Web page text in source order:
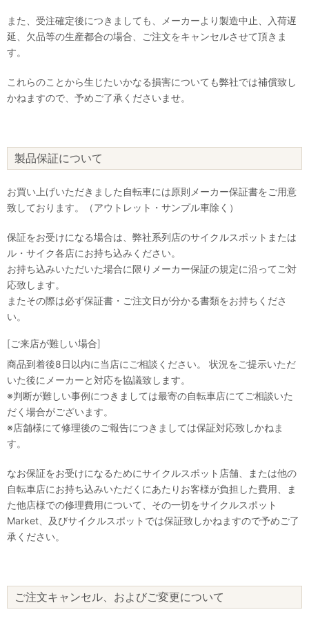
また、受注確定後につきましても、メーカーより製造中止、入荷遅
延、欠品等の生産都合の場合、ご注文をキャンセルさせて頂きま
す。
これらのことから生じたいかなる損害についても弊社では補償致し
かねますので、予めご了承くださいませ。
製品保証について
お買い上げいただきました自転車には原則メーカー保証書をご用意
致しております。（アウトレット・サンプル車除く）
保証をお受けになる場合は、弊社系列店のサイクルスポットまたは
ル・サイク各店にお持ち込みください。
お持ち込みいただいた場合に限りメーカー保証の規定に沿ってご対
応致します。
またその際は必ず保証書・ご注文日が分かる書類をお持ちくださ
い。
[ご来店が難しい場合]
商品到着後8日以内に当店にご相談ください。 状況をご提示いただ
いた後にメーカーと対応を協議致します。
※判断が難しい事例につきましては最寄の自転車店にてご相談いた
だく場合がございます。
※店舗様にて修理後のご報告につきましては保証対応致しかねま
す。
なお保証をお受けになるためにサイクルスポット店舗、または他の
自転車店にお持ち込みいただくにあたりお客様が負担した費用、ま
た他店様での修理費用について、その一切をサイクルスポット
Market、及びサイクルスポットでは保証致しかねますので予めご了
承ください。
ご注文キャンセル、およびご変更について